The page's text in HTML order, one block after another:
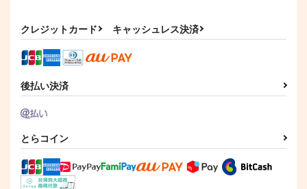
クレジットカード キャッシュレス決済
後払い決済
とらコイン